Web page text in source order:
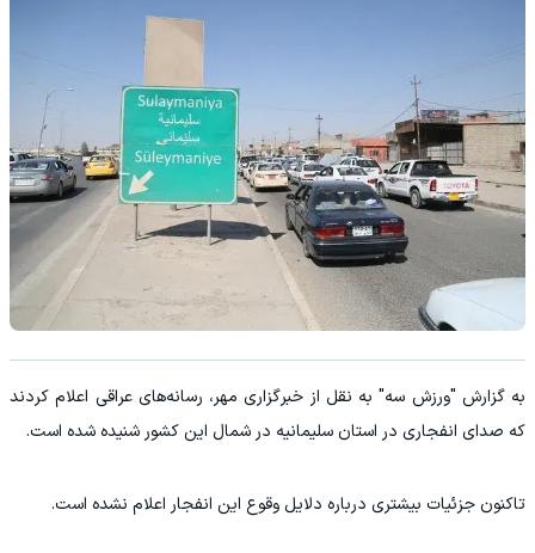
به گزارش "ورزش سه" به نقل از خبرگزاری مهر، رسانه‌های عراقی اعلام کردند
که صدای انفجاری در استان سلیمانیه در شمال این کشور شنیده شده است.
تاکنون جزئیات بیشتری درباره دلایل وقوع این انفجار اعلام نشده است.